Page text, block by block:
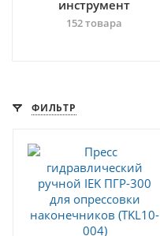
инструмент
152 товара
ФИЛЬТР